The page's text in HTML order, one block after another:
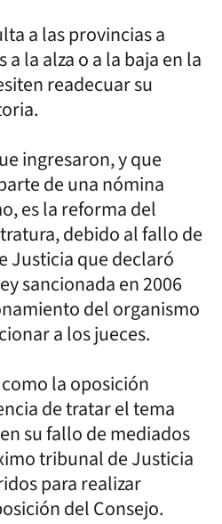
a las provincias a
la alza o a la baja en la
readecuar su
ingresaron, y que
de una nómina
es la reforma del
debido al fallo de
Justicia que declaró
sancionada en 2006
del organismo
a los jueces.
la oposición
de tratar el tema
su fallo de mediados
tribunal de Justicia
para realizar
del Consejo.